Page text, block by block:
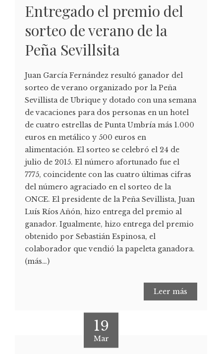
Entregado el premio del
sorteo de verano de la
Peña Sevillsita
Juan García Fernández resultó ganador del
sorteo de verano organizado por la Peña
Sevillista de Ubrique y dotado con una semana
de vacaciones para dos personas en un hotel
de cuatro estrellas de Punta Umbría más 1.000
euros en metálico y 500 euros en
alimentación. El sorteo se celebró el 24 de
julio de 2015. El número afortunado fue el
7775, coincidente con las cuatro últimas cifras
del número agraciado en el sorteo de la
ONCE. El presidente de la Peña Sevillista, Juan
Luís Ríos Añón, hizo entrega del premio al
ganador. Igualmente, hizo entrega del premio
obtenido por Sebastián Espinosa, el
colaborador que vendió la papeleta ganadora.
(más…)
Leer más
19
Mar